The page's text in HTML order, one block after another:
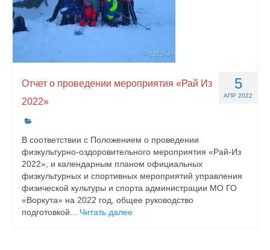
5
АПР 2022
Отчет о проведении мероприятия «Рай Из
2022»
В соответствии с Положением о проведении
физкультурно-оздоровительного мероприятия «Рай-Из
2022», и календарным планом официальных
физкультурных и спортивных мероприятий управления
физической культуры и спорта администрации МО ГО
«Воркута» на 2022 год, общее руководство
подготовкой... Читать далее